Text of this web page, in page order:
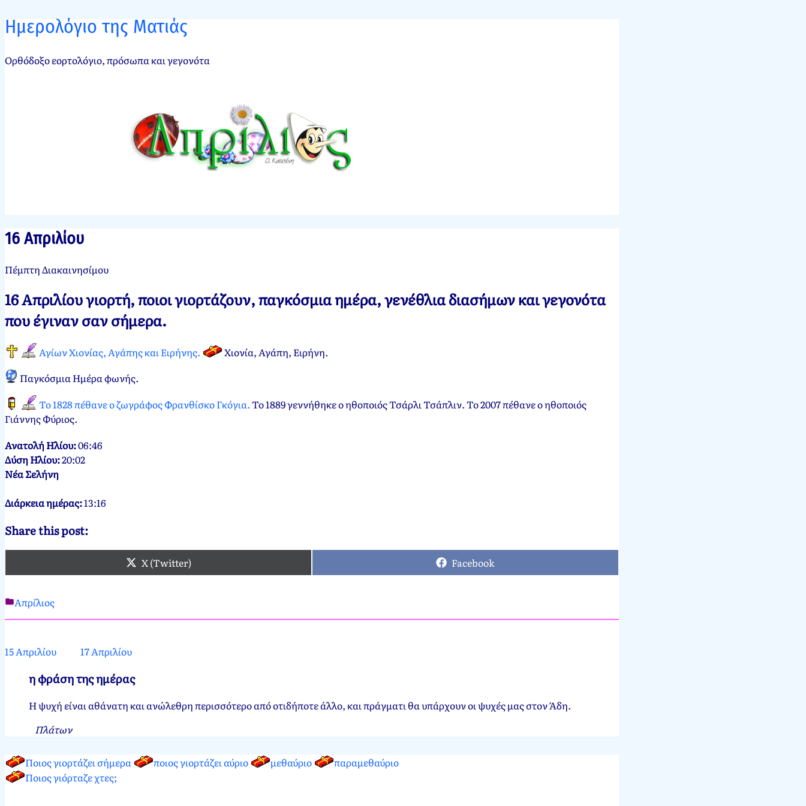
Ημερολόγιο της Ματιάς
Ορθόδοξο εορτολόγιο, πρόσωπα και γεγονότα
16 Απριλίου
Παπασπύρου
Απριλίου,
Μαρτίου,
2024
Πέμπτη Διακαινησίμου
16 Απριλίου γιορτή, ποιοι γιορτάζουν, παγκόσμια ημέρα, γενέθλια διασήμων και γεγονότα
που έγιναν σαν σήμερα.
Αγίων Χιονίας, Αγάπης και Ειρήνης.
Χιονία, Αγάπη, Ειρήνη.
Παγκόσμια Ημέρα φωνής.
Το 1828 πέθανε ο ζωγράφος Φρανθίσκο Γκόγια.Το 1889 γεννήθηκε ο ηθοποιός Τσάρλι Τσάπλιν. Το 2007 πέθανε ο ηθοποιός
Γιάννης Φύριος.
Ανατολή Ηλίου:06:46
Δύση Ηλίου:20:02
Νέα Σελήνη
Διάρκεια ημέρας:13:16
Share this post:
X (Twitter) Facebook
Νεκτάριος
16
2012
Μαρτίου,
Απρίλιος
15 Απριλίου 17 Απριλίου
η φράση της ημέρας
Η ψυχή είναι αθάνατη και ανώλεθρη περισσότερο από οτιδήποτε άλλο, και πράγματι θα υπάρχουν οι ψυχές μας στον Άδη.
Πλάτων
Ποιος γιορτάζει σήμερα ποιος γιορτάζει αύριο μεθαύριο
παραμεθαύριο
Ποιος γιόρταζε χτες;